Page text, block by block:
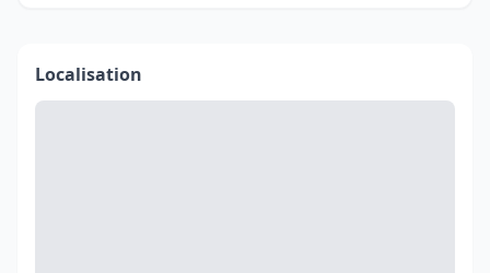
Localisation